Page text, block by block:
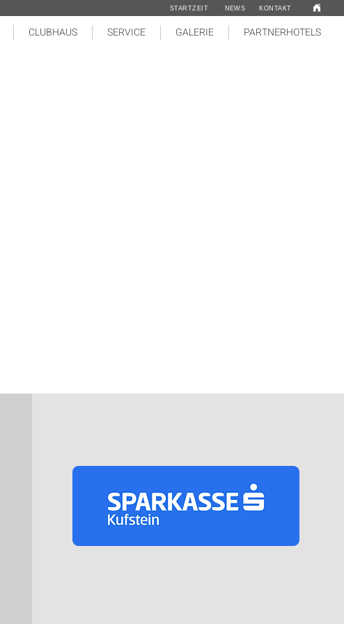
CLUBHAUS SERVICE GALERIE PARTNERHOTELS
STARTZEIT NEWS KONTAKT